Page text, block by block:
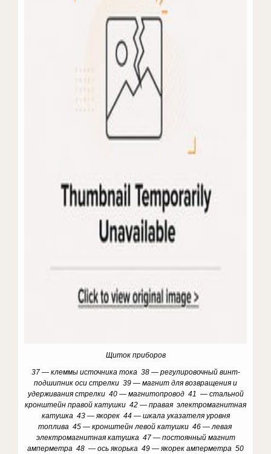
Щиток приборов
37 — клеммы источника тока 38 — регулировочный винт-
подшипник оси стрелки 39 — магнит для возвращения и
удерживания стрелки 40 — магнитопровод 41 — стальной
кронштейн правой катушки 42 — правая электромагнитная
катушка 43 — якорек 44 — шкала указателя уровня
топлива 45 — кронштейн левой катушки 46 — левая
электромагнитная катушка 47 — постоянный магнит
амперметра 48 — ось якорька 49 — якорек амперметра 50